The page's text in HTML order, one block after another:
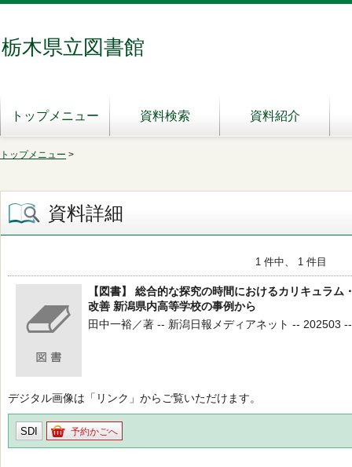
栃木県立図書館
トップメニュー 資料検索 資料紹介
トップメニュー >
資料詳細
1 件中、 1 件目
【図書】 総合的な探究の時間におけるカリキュラム
改善 新潟県内高等学校の事例から
田中一裕／著 -- 新潟日報メディアネット -- 202503 --
デジタル画像は「リンク」からご覧いただけます。
SDI 予約かごへ